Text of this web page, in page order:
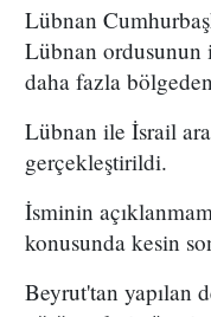
Lübnan
Lübnan ordusunun
daha fazla
Lübnan ile İsrail
gerçekleştirildi.
İsminin
konusunda kesin
Beyrut'tan yapılan